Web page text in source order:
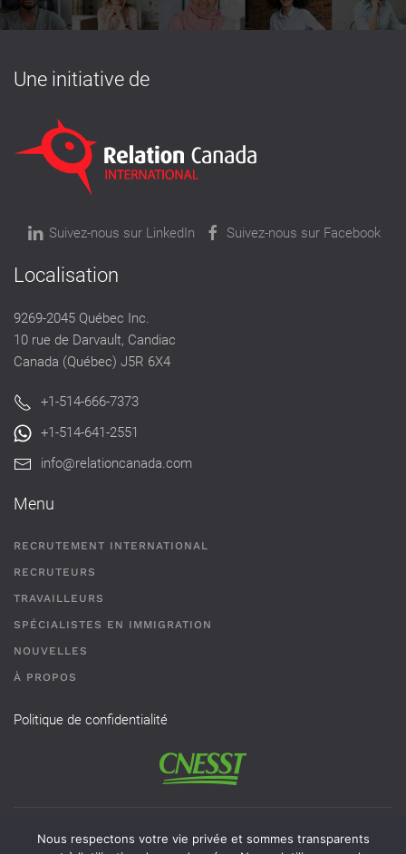
Une initiative de
Suivez-nous sur LinkedIn Suivez-nous sur Facebook
Localisation
9269-2045 Québec Inc.
10 rue de Darvault, Candiac
Canada (Québec) J5R 6X4
+1-514-666-7373
+1-514-641-2551
info@relationcanada.com
Menu
RECRUTEMENT INTERNATIONAL
RECRUTEURS
TRAVAILLEURS
SPÉCIALISTES EN IMMIGRATION
NOUVELLES
À PROPOS
Politique de confidentialité
Permis de recrutement # AR-2101593 - Une agence de
Nous respectons votre vie privée et sommes transparents